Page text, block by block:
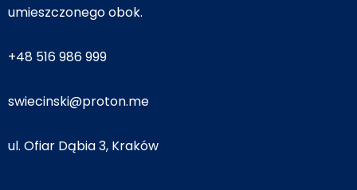
umieszczonego obok.
+48 516 986 999
swiecinski@proton.me
ul. Ofiar Dąbia 3, Kraków